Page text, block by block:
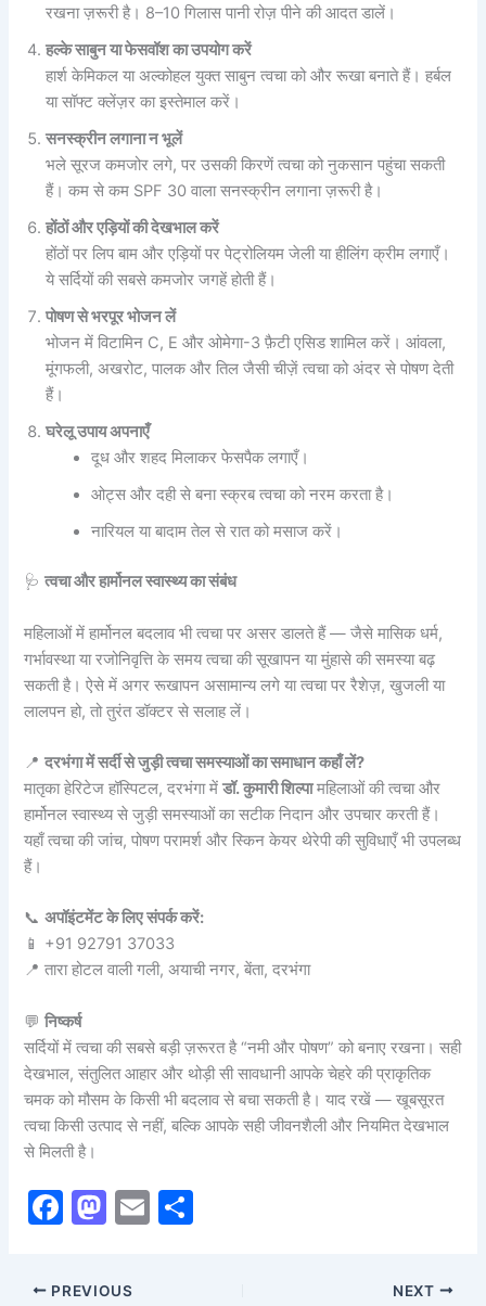
रखना ज़रूरी है। 8–10 गिलास पानी रोज़ पीने की आदत डालें।
हल्के साबुन या फेसवॉश का उपयोग करें
हार्श केमिकल या अल्कोहल युक्त साबुन त्वचा को और रूखा बनाते हैं। हर्बल
या सॉफ्ट क्लेंज़र का इस्तेमाल करें।
सनस्क्रीन लगाना न भूलें
भले सूरज कमजोर लगे, पर उसकी किरणें त्वचा को नुकसान पहुंचा सकती
हैं। कम से कम SPF 30 वाला सनस्क्रीन लगाना ज़रूरी है।
होंठों और एड़ियों की देखभाल करें
होंठों पर लिप बाम और एड़ियों पर पेट्रोलियम जेली या हीलिंग क्रीम लगाएँ।
ये सर्दियों की सबसे कमजोर जगहें होती हैं।
पोषण से भरपूर भोजन लें
भोजन में विटामिन C, E और ओमेगा-3 फ़ैटी एसिड शामिल करें। आंवला,
मूंगफली, अखरोट, पालक और तिल जैसी चीज़ें त्वचा को अंदर से पोषण देती
हैं।
घरेलू उपाय अपनाएँ
दूध और शहद मिलाकर फेसपैक लगाएँ।
ओट्स और दही से बना स्क्रब त्वचा को नरम करता है।
नारियल या बादाम तेल से रात को मसाज करें।
🩺त्वचा और हार्मोनल स्वास्थ्य का संबंध
महिलाओं में हार्मोनल बदलाव भी त्वचा पर असर डालते हैं — जैसे मासिक धर्म,
गर्भावस्था या रजोनिवृत्ति के समय त्वचा की सूखापन या मुंहासे की समस्या बढ़
सकती है। ऐसे में अगर रूखापन असामान्य लगे या त्वचा पर रैशेज़, खुजली या
लालपन हो, तो तुरंत डॉक्टर से सलाह लें।
📍दरभंगा में सर्दी से जुड़ी त्वचा समस्याओं का समाधान कहाँ लें?
मातृका हेरिटेज हॉस्पिटल, दरभंगा मेंडॉ. कुमारी शिल्पामहिलाओं की त्वचा और
हार्मोनल स्वास्थ्य से जुड़ी समस्याओं का सटीक निदान और उपचार करती हैं।
यहाँ त्वचा की जांच, पोषण परामर्श और स्किन केयर थेरेपी की सुविधाएँ भी उपलब्ध
हैं।
📞अपॉइंटमेंट के लिए संपर्क करें:
📱 +91 92791 37033
📍 तारा होटल वाली गली, अयाची नगर, बेंता, दरभंगा
💬निष्कर्ष
सर्दियों में त्वचा की सबसे बड़ी ज़रूरत है “नमी और पोषण” को बनाए रखना। सही
देखभाल, संतुलित आहार और थोड़ी सी सावधानी आपके चेहरे की प्राकृतिक
चमक को मौसम के किसी भी बदलाव से बचा सकती है। याद रखें — खूबसूरत
त्वचा किसी उत्पाद से नहीं, बल्कि आपके सही जीवनशैली और नियमित देखभाल
से मिलती है।
F
c
M
st
E
PREVIOUS NEXT